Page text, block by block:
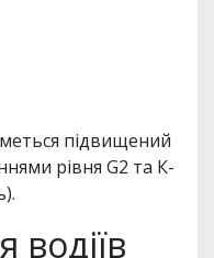
підвищений
рівня G2 та К-
водіїв